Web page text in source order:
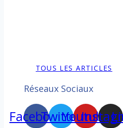
TOUS LES ARTICLES
Réseaux Sociaux
Facebook
TwitterYoutube